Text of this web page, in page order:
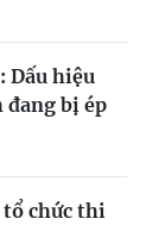
Dấu hiệu
đang bị ép
chức thi